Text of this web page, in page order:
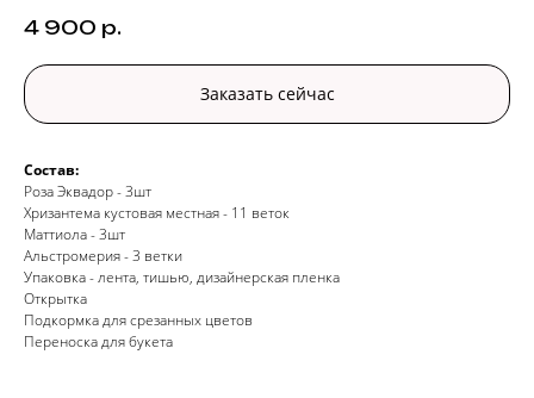
4 900 р.
Заказать сейчас
Состав:
Роза Эквадор - 3шт
Хризантема кустовая местная - 11 веток
Маттиола - 3шт
Альстромерия - 3 ветки
Упаковка - лента, тишью, дизайнерская пленка
Открытка
Подкормка для срезанных цветов
Переноска для букета